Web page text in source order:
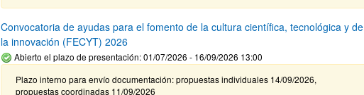
Convocatoria de ayudas para el fomento de la cultura científica, tecnológica y de
la innovación (FECYT) 2026
Abierto el plazo de presentación: 01/07/2026 - 16/09/2026 13:00
Plazo interno para envío documentación: propuestas individuales 14/09/2026,
propuestas coordinadas 11/09/2026